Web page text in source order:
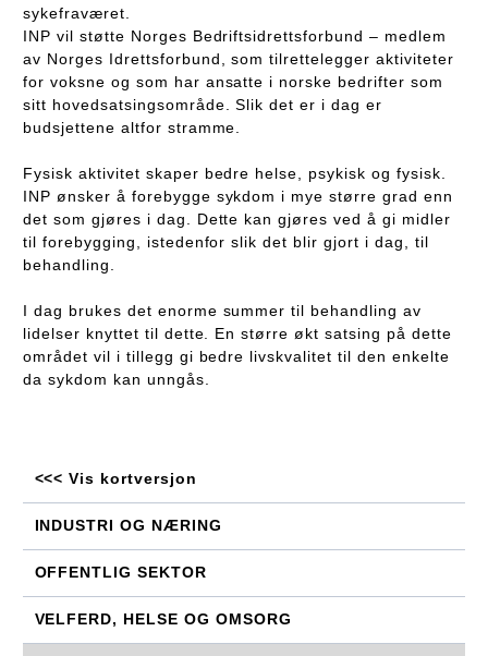
sykefraværet.
INP vil støtte Norges Bedriftsidrettsforbund – medlem
av Norges Idrettsforbund, som tilrettelegger aktiviteter
for voksne og som har ansatte i norske bedrifter som
sitt hovedsatsingsområde. Slik det er i dag er
budsjettene altfor stramme.
Fysisk aktivitet skaper bedre helse, psykisk og fysisk.
INP ønsker å forebygge sykdom i mye større grad enn
det som gjøres i dag. Dette kan gjøres ved å gi midler
til forebygging, istedenfor slik det blir gjort i dag, til
behandling.
I dag brukes det enorme summer til behandling av
lidelser knyttet til dette. En større økt satsing på dette
området vil i tillegg gi bedre livskvalitet til den enkelte
da sykdom kan unngås.
<<< Vis kortversjon
INDUSTRI OG NÆRING
OFFENTLIG SEKTOR
VELFERD, HELSE OG OMSORG